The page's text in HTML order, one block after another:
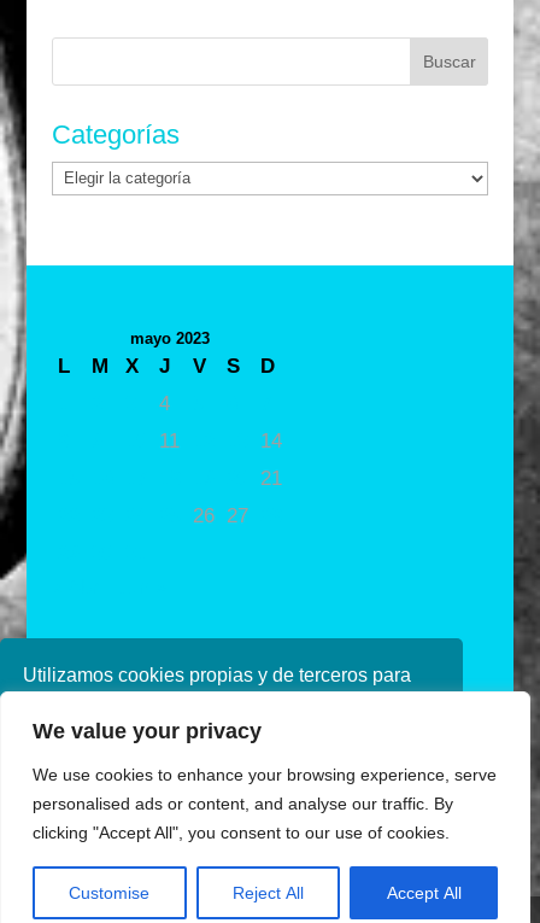
Utilizamos cookies propias y de terceros para
navegando, consideramos que acepta su uso.
política de cookies consulte nuestra
Política de
privacidad
We value your privacy
We use cookies to enhance your browsing experience, serve
personalised ads or content, and analyse our traffic. By
clicking "Accept All", you consent to our use of cookies.
Customise Reject All Accept All
Categorías
Categorías
mayo 2023
L M X J V S
D
4
11
14
21
26 27
Diseñado por Ana de Miguel